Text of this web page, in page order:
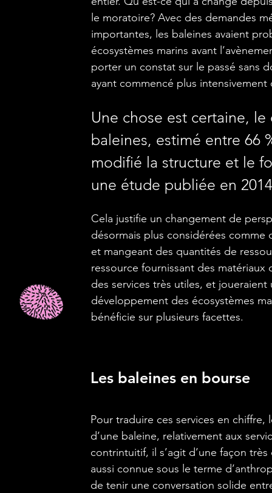
le moratoire? Avec des demandes
importantes, les baleines avaient
écosystèmes marins avant
porter un constat sur le passé sans
ayant commencé plus intensivement
Une chose est certaine,
baleines, estimé entre 66
modifié la structure et le
une étude publiée en
Cela justifie un changement de
désormais plus considérées
et mangeant des quantités de
ressource fournissant des
des services très utiles, et
développement des écosystèmes
bénéficie sur plusieurs facettes.
Les baleines en bourse
Pour traduire ces services en
d’une baleine, relativement aux
contrintuitif, il s’agit d’une façon
aussi connue sous le terme
de tenir une conversation solide